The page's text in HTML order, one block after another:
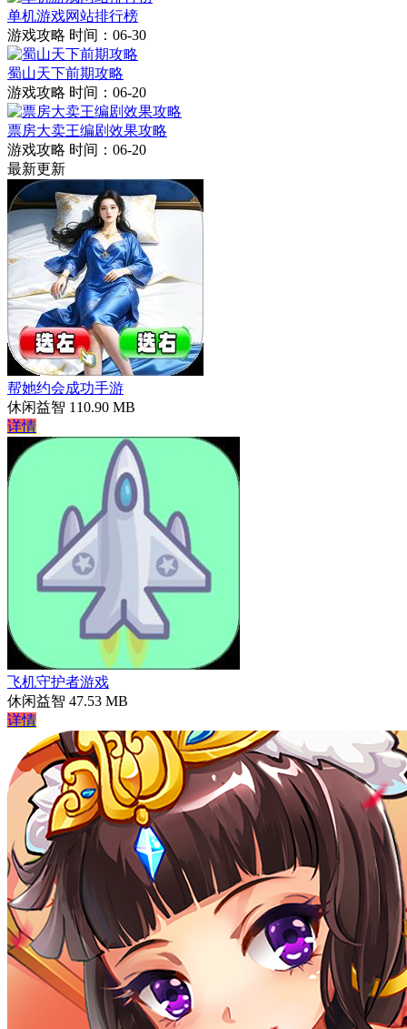
单机游戏网站排行榜
游戏攻略 时间：06-30
蜀山天下前期攻略
游戏攻略 时间：06-20
票房大卖王编剧效果攻略
游戏攻略 时间：06-20
最新更新
帮她约会成功手游
休闲益智 110.90 MB
详情
飞机守护者游戏
休闲益智 47.53 MB
详情